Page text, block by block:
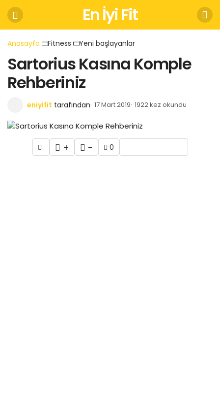
En İyi Fit
Anasayfa Fitness Yeni başlayanlar
Sartorius Kasına Komple
Rehberiniz
eniyifit tarafından 17 Mart 2019 1922 kez okundu
+ - 0